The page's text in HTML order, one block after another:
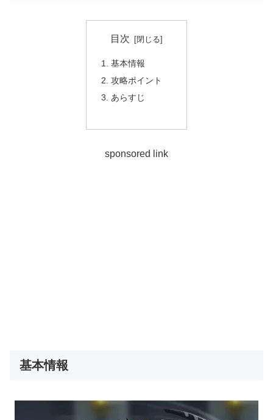
目次
基本情報
攻略ポイント
あらすじ
sponsored link
基本情報